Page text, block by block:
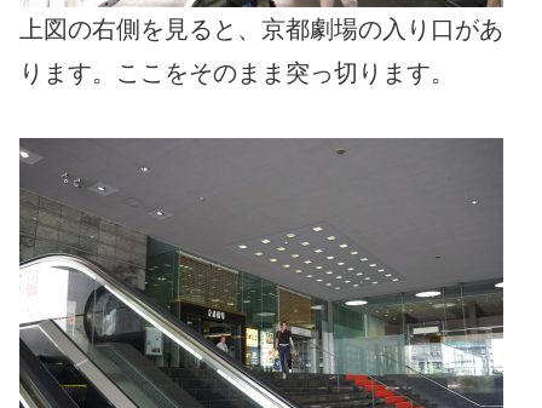
上図の右側を見ると、京都劇場の入り口があ
ります。ここをそのまま突っ切ります。